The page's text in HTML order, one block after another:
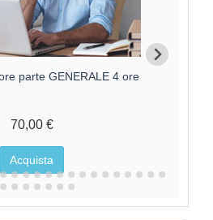
parte GENERALE +
95,00 €
Acquista